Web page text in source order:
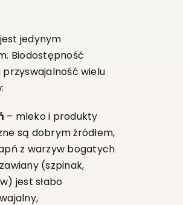
jedynym
Biodostępność
przyswajalność wielu
– mleko i produkty
są dobrym źródłem,
z warzyw bogatych
(szpinak,
jest słabo